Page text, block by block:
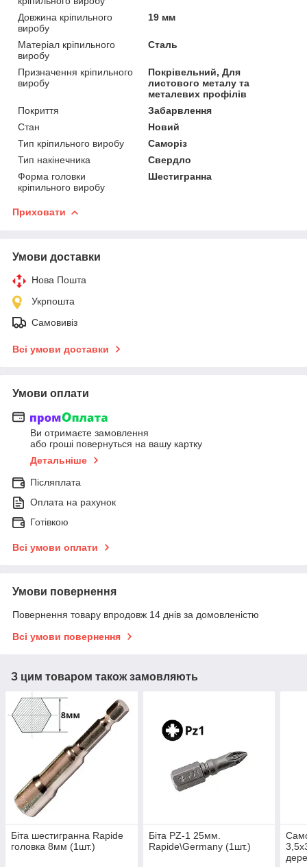
Довжина кріпильного
виробу
19 мм
Матеріал кріпильного
виробу
Сталь
Призначення кріпильного
виробу
Покрівельний, Для
листового металу та
металевих профілів
Покриття
Забарвлення
Стан
Новий
Тип кріпильного виробу
Саморіз
Тип накінечника
Свердло
Форма головки
кріпильного виробу
Шестигранна
Приховати
Умови доставки
Нова Пошта
Укрпошта
Самовивіз
Всі умови доставки
Умови оплати
Ви отримаєте замовлення
або гроші повернуться на вашу картку
Детальніше
Післяплата
Оплата на рахунок
Готівкою
Всі умови оплати
Умови повернення
Повернення товару впродовж 14 днів за домовленістю
Всі умови повернення
З цим товаром також замовляють
Біта шестигранна Rapide
головка 8мм (1шт.)
Біта PZ-1 25мм.
Rapide\Germany (1шт.)